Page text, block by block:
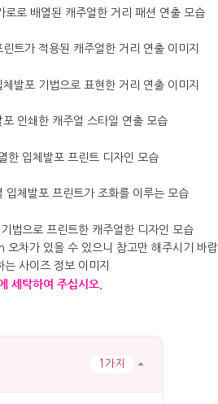
세탁하여 주십시오
1가지